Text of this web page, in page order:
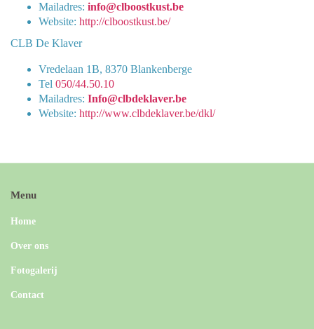
Mailadres: info@clboostkust.be
Website: http://clboostkust.be/
CLB De Klaver
Vredelaan 1B, 8370 Blankenberge
Tel 050/44.50.10
Mailadres: Info@clbdeklaver.be
Website: http://www.clbdeklaver.be/dkl/
Menu
Home
Over ons
Fotogalerij
Contact